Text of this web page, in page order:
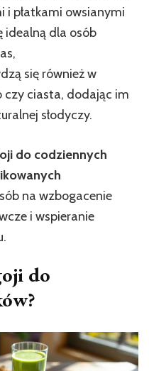
i płatkami owsianymi
idealną dla osób
się również w
czy ciasta, dodając im
słodyczy.
do codziennych
na wzbogacenie
i wspieranie
do